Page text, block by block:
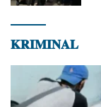
𝐊𝐑𝐈𝐌𝐈𝐍𝐀𝐋